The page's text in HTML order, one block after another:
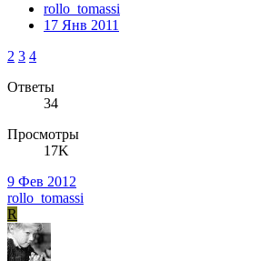
rollo_tomassi
17 Янв 2011
2 3 4
Ответы
34
Просмотры
17K
9 Фев 2012
rollo_tomassi
R